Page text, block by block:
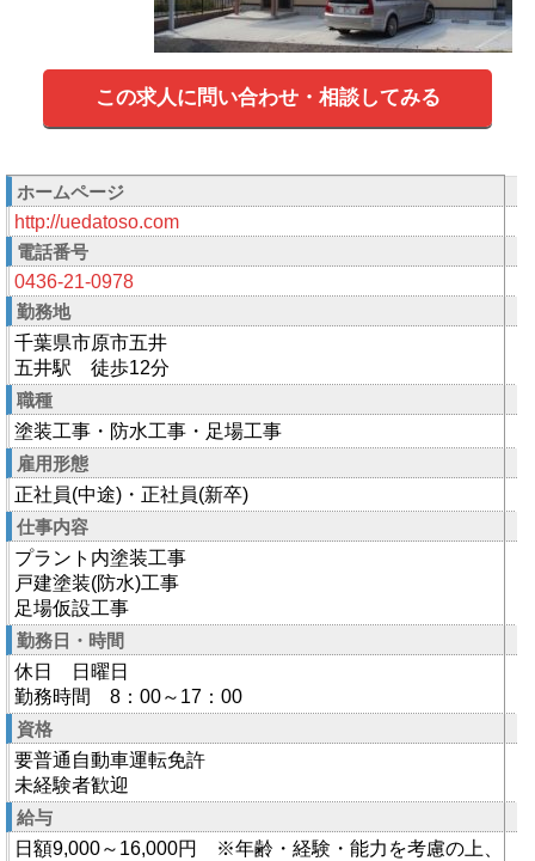
この求人に問い合わせ・相談してみる
ホームページ
http://uedatoso.com
電話番号
0436-21-0978
勤務地
千葉県市原市五井
五井駅 徒歩12分
職種
塗装工事・防水工事・足場工事
雇用形態
正社員(中途)・正社員(新卒)
仕事内容
プラント内塗装工事
戸建塗装(防水)工事
足場仮設工事
勤務日・時間
休日 日曜日
勤務時間 8：00～17：00
資格
要普通自動車運転免許
未経験者歓迎
給与
日額9,000～16,000円 ※年齢・経験・能力を考慮の上、